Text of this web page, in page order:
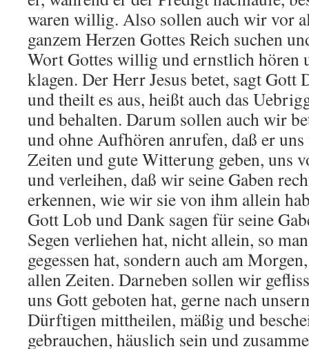
waren willig. Also sollen auch wir vor
ganzem Herzen Gottes Reich suchen
Wort Gottes willig und ernstlich hören
klagen. Der Herr Jesus betet, sagt Gott
und theilt es aus, heißt auch das
und behalten. Darum sollen auch wir
und ohne Aufhören anrufen, daß er
Zeiten und gute Witterung geben, uns
und verleihen, daß wir seine Gaben
erkennen, wie wir sie von ihm allein
Gott Lob und Dank sagen für seine
Segen verliehen hat, nicht allein, so
gegessen hat, sondern auch am
allen Zeiten. Darneben sollen wir
uns Gott geboten hat, gerne nach
Dürftigen mittheilen, mäßig und
gebrauchen, häuslich sein und